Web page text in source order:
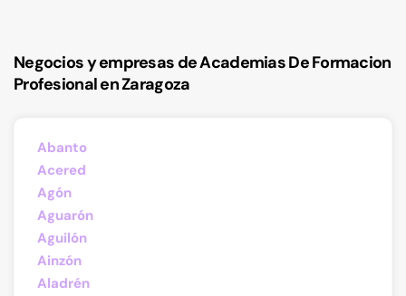
Negocios y empresas de Academias De Formacion
Profesional en Zaragoza
Abanto
Acered
Agón
Aguarón
Aguilón
Ainzón
Aladrén